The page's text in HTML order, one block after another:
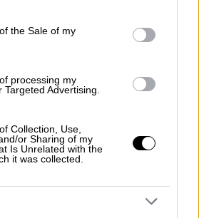
specified purposes in below Google
the Sale of my
processing my
Advertising.
Collection, Use,
or Sharing of my
Is Unrelated with the
it was collected.
του
οριστικό deal με τον
της
Enzo Maresca has a
with
HERE WE GO!
has always been
ideal candidate to